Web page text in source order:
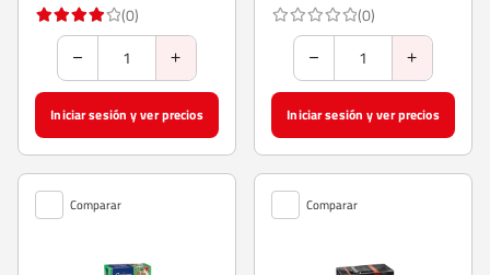
(0)
Iniciar sesión y ver precios
(0)
Iniciar sesión y ver precios
Comparar Comparar